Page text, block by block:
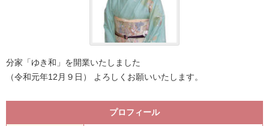
分家「ゆき和」を開業いたしました
（令和元年12月９日） よろしくお願いいたします。
プロフィール